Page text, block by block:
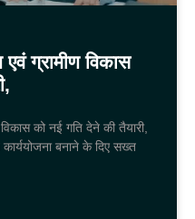
ग्रामीण विकास
को नई गति देने की तैयारी,
बनाने के दिए सख्त